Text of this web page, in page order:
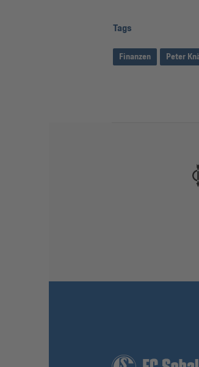
Tags
Finanzen Peter